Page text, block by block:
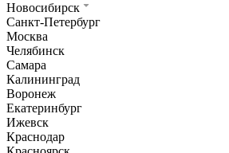
Новосибирск
Санкт-Петербург
Москва
Челябинск
Самара
Калининград
Воронеж
Екатеринбург
Ижевск
Краснодар